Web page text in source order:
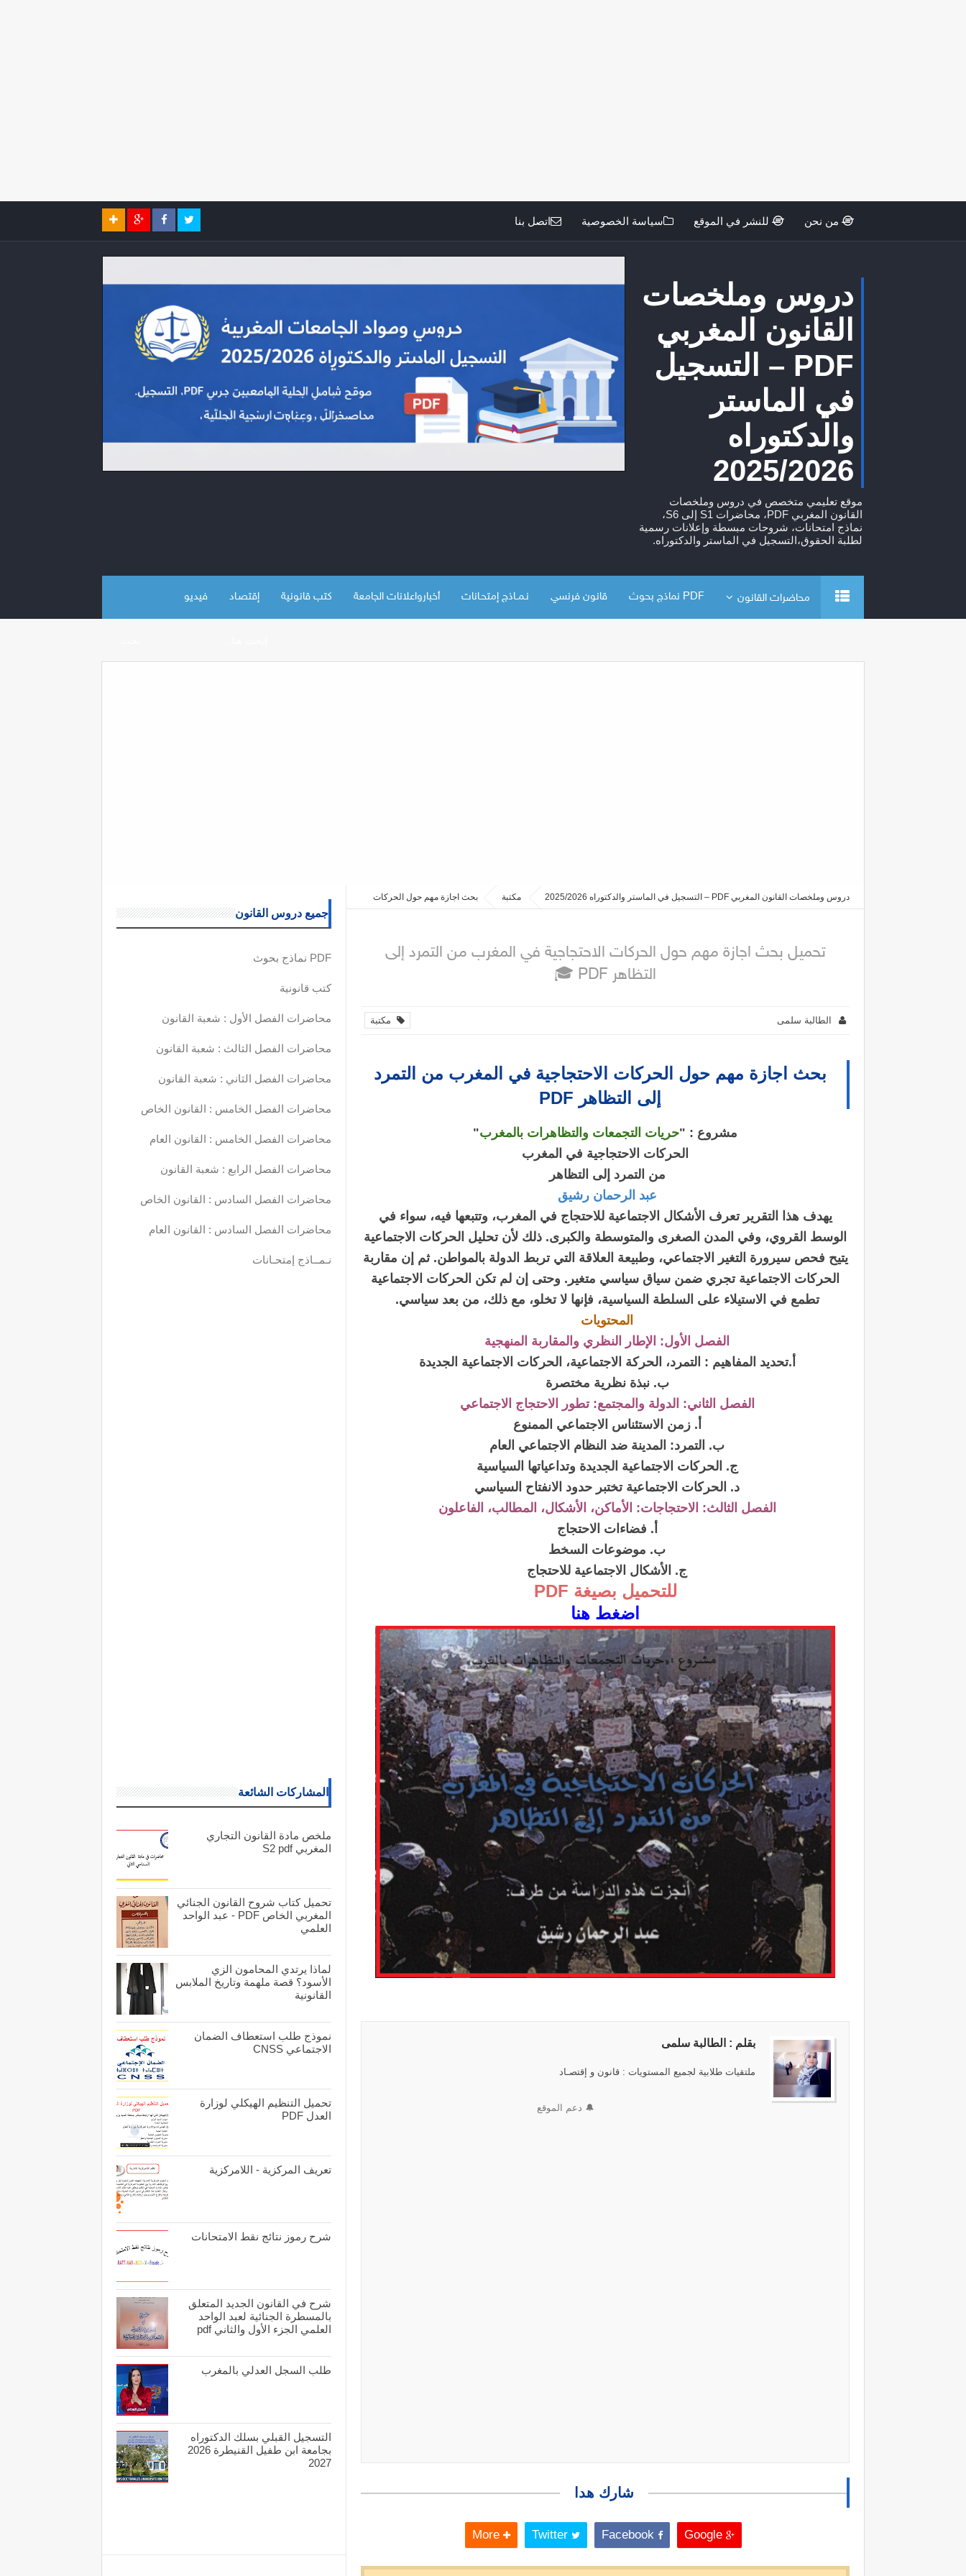
من نحن للنشر في الموقع سياسة الخصوصية اتصل بنا
دروس وملخصات
القانون المغربي
PDF – التسجيل
في الماستر
والدكتوراه
2025/2026
موقع تعليمي متخصص في دروس وملخصات
القانون المغربي PDF، محاضرات S1 إلى S6،
نماذج امتحانات، شروحات مبسطة وإعلانات رسمية
لطلبة الحقوق،التسجيل في الماستر والدكتوراه.
محاضرات القانون PDF نماذج بحوث قانون فرنسي نـمــاذج إمتحـانات أخبارواعلانات الجامعة كتب قانونية إقتصـاد فيديو
دروس وملخصات القانون المغربي PDF – التسجيل في الماستر والدكتوراه 2025/2026 مكتبة
بحث اجازة مهم حول الحركات
تحميل بحث اجازة مهم حول الحركات الاحتجاجية في المغرب من التمرد إلى
التظاهر PDF
الطالبة سلمى مكتبة
بحث اجازة مهم حول الحركات الاحتجاجية في المغرب من التمرد
إلى التظاهر PDF
مشروع : "حريات التجمعات والتظاهرات بالمغرب"
الحركات الاحتجاجية في المغرب
من التمرد إلى التظاهر
عبد الرحمان رشيق
يهدف هذا التقرير تعرف الأشكال الاجتماعية للاحتجاج في المغرب، وتتبعها فيه، سواء في
الوسط القروي، وفي المدن الصغرى والمتوسطة والكبرى. ذلك لأن تحليل الحركات الاجتماعية
يتيح فحص سيرورة التغير الاجتماعي، وطبيعة العلاقة التي تربط الدولة بالمواطن. ثم إن مقاربة
الحركات الاجتماعية تجري ضمن سياق سياسي متغير. وحتى إن لم تكن الحركات الاجتماعية
تطمع في الاستيلاء على السلطة السياسية، فإنها لا تخلو، مع ذلك، من بعد سياسي.
المحتويات
الفصل الأول: الإطار النظري والمقاربة المنهجية
أ.تحديد المفاهيم : التمرد، الحركة الاجتماعية، الحركات الاجتماعية الجديدة
ب. نبذة نظرية مختصرة
الفصل الثاني: الدولة والمجتمع: تطور الاحتجاج الاجتماعي
أ. زمن الاستئناس الاجتماعي الممنوع
ب. التمرد: المدينة ضد النظام الاجتماعي العام
ج. الحركات الاجتماعية الجديدة وتداعياتها السياسية
د. الحركات الاجتماعية تختبر حدود الانفتاح السياسي
الفصل الثالث: الاحتجاجات: الأماكن، الأشكال، المطالب، الفاعلون
أ. فضاءات الاحتجاج
ب. موضوعات السخط
ج. الأشكال الاجتماعية للاحتجاج
للتحميل بصيغة PDF
اضغط هنا
بقلم : الطالبة سلمى
ملتقيات طلابية لجميع المستويات : قانون و إقتصـاد
🔔 دعم الموقع
شارك هدا
Google
More
جميع دروس القانون
PDF نماذج بحوث
كتب قانونية
محاضرات الفصل الأول : شعبة القانون
محاضرات الفصل الثالث : شعبة القانون
محاضرات الفصل الثاني : شعبة القانون
محاضرات الفصل الخامس : القانون الخاص
محاضرات الفصل الخامس : القانون العام
محاضرات الفصل الرابع : شعبة القانون
محاضرات الفصل السادس : القانون الخاص
محاضرات الفصل السادس : القانون العام
نـمــاذج إمتحـانات
المشاركات الشائعة
ملخص مادة القانون التجاري
المغربي S2 pdf
تحميل كتاب شروح القانون الجنائي
المغربي الخاص PDF - عبد الواحد
العلمي
لماذا يرتدي المحامون الزي
الأسود؟ قصة ملهمة وتاريخ الملابس
القانونية
نموذج طلب استعطاف الضمان
الاجتماعي CNSS
تحميل التنظيم الهيكلي لوزارة
العدل PDF
تعريف المركزية - اللامركزية
شرح رموز نتائج نقط الامتحانات
شرح في القانون الجديد المتعلق
بالمسطرة الجنائية لعبد الواحد
العلمي الجزء الأول والثاني pdf
طلب السجل العدلي بالمغرب
التسجيل القبلي بسلك الدكتوراه
بجامعة ابن طفيل القنيطرة 2026
2027